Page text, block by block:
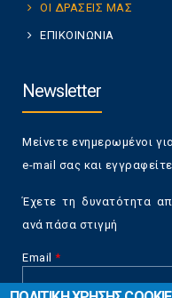
ΟΙ ΔΡΑΣΕΙΣ ΜΑΣ
ΕΠΙΚΟΙΝΩΝΙΑ
Newsletter
Μείνετε ενημερωμένοι
e-mail σας και
Έχετε τη δυνατότητα
ανά πάσα στιγμή
Email *